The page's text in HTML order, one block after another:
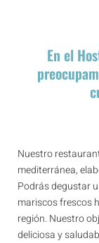
En el
Nuestro
mediterránea,
Podrás degustar
mariscos frescos
región. Nuestro
deliciosa y